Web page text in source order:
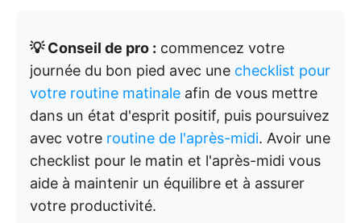
💡 Conseil de pro : commencez votre
journée du bon pied avec une checklist pour
votre routine matinale afin de vous mettre
dans un état d'esprit positif, puis poursuivez
avec votre routine de l'après-midi. Avoir une
checklist pour le matin et l'après-midi vous
aide à maintenir un équilibre et à assurer
votre productivité.